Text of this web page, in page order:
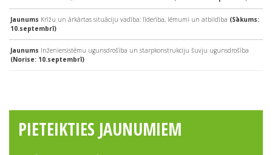
KURSI 160 STUNDAS „UGUNSDROŠĪBA UN AIZSARDZĪBA”(Sākums: 7.septembrī)
JaunumsKrīžu un ārkārtas situāciju vadība: līderība, lēmumi un atbildība
10.septembrī)
JaunumsInženiersistēmu ugunsdrošība un starpkonstrukciju šuvju ugunsdrošība
PIETEIKTIES JAUNUMIEM